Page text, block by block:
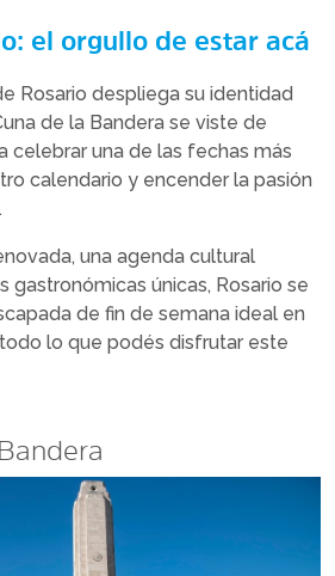
el orgullo de estar acá
Rosario despliega su identidad
de la Bandera se viste de
celebrar una de las fechas más
calendario y encender la pasión
una agenda cultural
gastronómicas únicas, Rosario se
de fin de semana ideal en
lo que podés disfrutar este